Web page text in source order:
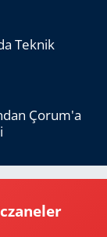
Teknik
Çorum'a